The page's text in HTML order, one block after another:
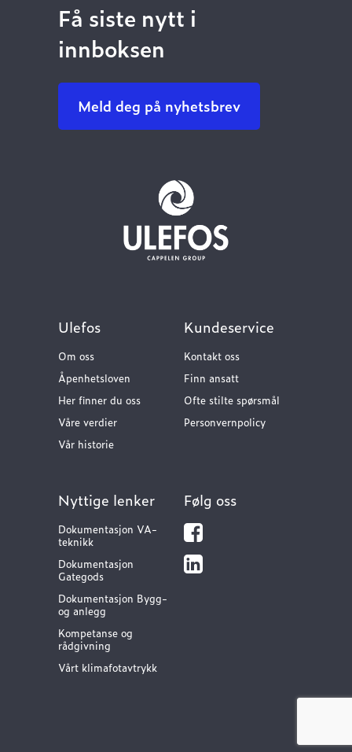
Få siste nytt i
innboksen
Meld deg på nyhetsbrev
Ulefos
Om oss
Åpenhetsloven
Her finner du oss
Våre verdier
Vår historie
Kundeservice
Kontakt oss
Finn ansatt
Ofte stilte spørsmål
Personvernpolicy
Nyttige lenker
Dokumentasjon VA-
teknikk
Dokumentasjon
Gategods
Dokumentasjon Bygg-
og anlegg
Kompetanse og
rådgivning
Vårt klimafotavtrykk
Følg oss